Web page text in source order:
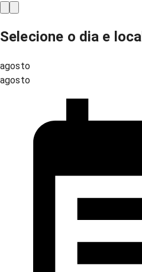
Selecione o dia e local
agosto
agosto